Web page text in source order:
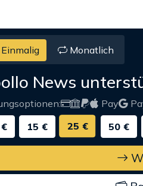
Monatlich
News
Pay
15 € 25 € 50 €